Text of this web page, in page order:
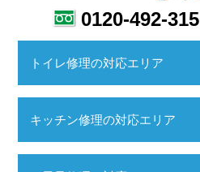
0120-492-315
トイレ修理の対応エリア
キッチン修理の対応エリア